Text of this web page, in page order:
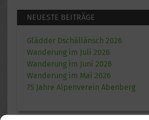
NEUESTE BEITRÄGE
Glädder Dschällänsch 2026
Wanderung im Juli 2026
Wanderung im Juni 2026
Wanderung im Mai 2026
75 Jahre Alpenverein Abenberg